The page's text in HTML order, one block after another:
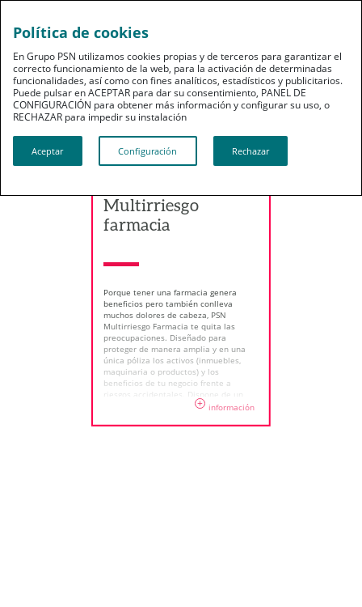
Estos son los productos
que te ofrecemos
adaptados a tus
necesidades
Multirriesgo
farmacia
Porque tener una farmacia genera
beneficios pero también conlleva
muchos dolores de cabeza, PSN
Multirriesgo Farmacia te quita las
preocupaciones. Diseñado para
proteger de manera amplia y en una
única póliza los activos (inmuebles,
maquinaria o productos) y los
beneficios de tu negocio frente a
riesgos accidentales. Dispone de un
conjunto de coberturas que lo
más amplios y completos del
+ información
Política de cookies
En Grupo PSN utilizamos cookies propias y de terceros para garantizar el
correcto funcionamiento de la web, para la activación de determinadas
funcionalidades, así como con fines analíticos, estadísticos y publicitarios.
Puede pulsar en ACEPTAR para dar su consentimiento, PANEL DE
CONFIGURACIÓN para obtener más información y configurar su uso, o
RECHAZAR para impedir su instalación​​​​​​​
Aceptar Configuración Rechazar